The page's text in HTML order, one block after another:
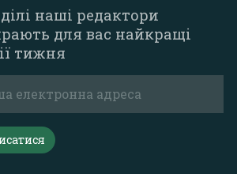
наші редактори
для вас найкращі
тижня